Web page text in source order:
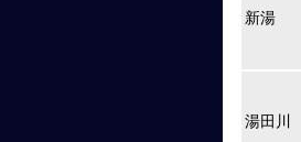
新湯
湯田川